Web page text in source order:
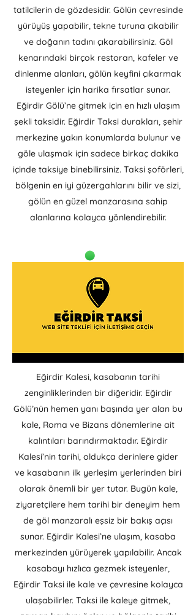
tatilcilerin de gözdesidir. Gölün çevresinde
yürüyüş yapabilir, tekne turuna çıkabilir
ve doğanın tadını çıkarabilirsiniz. Göl
kenarındaki birçok restoran, kafeler ve
dinlenme alanları, gölün keyfini çıkarmak
isteyenler için harika fırsatlar sunar.
Eğirdir Gölü’ne gitmek için en hızlı ulaşım
şekli taksidir. Eğirdir Taksi durakları, şehir
merkezine yakın konumlarda bulunur ve
göle ulaşmak için sadece birkaç dakika
içinde taksiye binebilirsiniz. Taksi şoförleri,
bölgenin en iyi güzergahlarını bilir ve sizi,
gölün en güzel manzarasına sahip
alanlarına kolayca yönlendirebilir.
Eğirdir Kalesi, kasabanın tarihi
zenginliklerinden bir diğeridir. Eğirdir
Gölü’nün hemen yanı başında yer alan bu
kale, Roma ve Bizans dönemlerine ait
kalıntıları barındırmaktadır. Eğirdir
Kalesi’nin tarihi, oldukça derinlere gider
ve kasabanın ilk yerleşim yerlerinden biri
olarak önemli bir yer tutar. Bugün kale,
ziyaretçilere hem tarihi bir deneyim hem
de göl manzaralı eşsiz bir bakış açısı
sunar. Eğirdir Kalesi’ne ulaşım, kasaba
merkezinden yürüyerek yapılabilir. Ancak
kasabayı hızlıca gezmek isteyenler,
Eğirdir Taksi ile kale ve çevresine kolayca
ulaşabilirler. Taksi ile kaleye gitmek,